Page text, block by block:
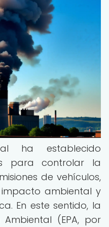
ha establecido
para controlar la
de vehículos,
ambiental y
En este sentido, la
(EPA, por